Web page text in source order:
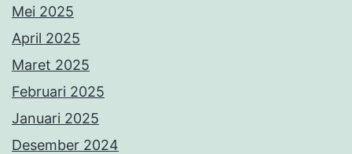
Mei 2025
April 2025
Maret 2025
Februari 2025
Januari 2025
Desember 2024